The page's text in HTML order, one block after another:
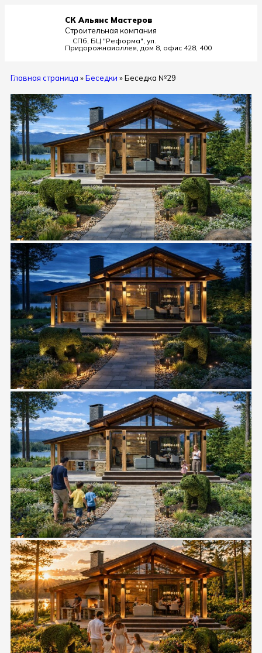
СК Альянс Мастеров
Строительная компания
СПб, БЦ "Реформа", ул.
Придорожнаяаллея, дом 8, офис 428, 400
Главная страница »Беседки »Беседка №29